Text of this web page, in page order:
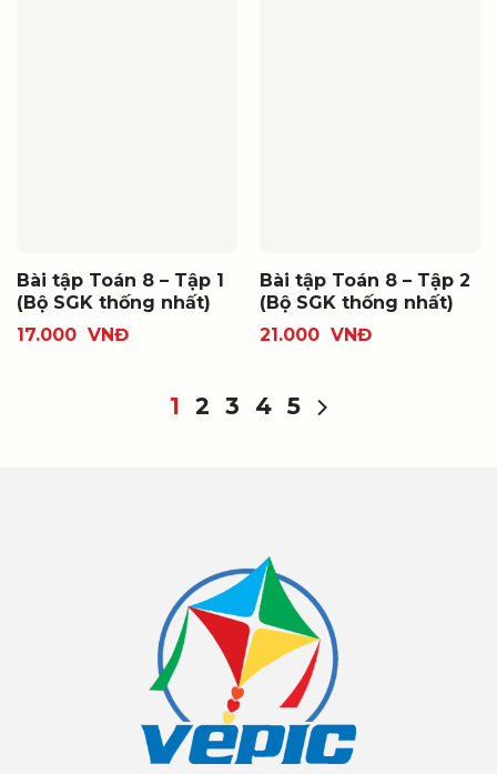
Bài tập Toán 8 – Tập 1
(Bộ SGK thống nhất)
17.000 VNĐ
Bài tập Toán 8 – Tập 2
(Bộ SGK thống nhất)
21.000 VNĐ
1 2 3 4 5